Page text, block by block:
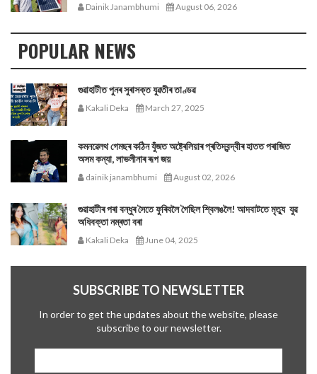
Dainik Janambhumi August 06, 2026
POPULAR NEWS
গুৱাহাটীত পুনৰ সুৰাসক্ত যুৱতীৰ তাণ্ডৱ
Kakali Deka March 27, 2025
কমনৱেলথ গেমছৰ কঠিন যুঁজত অষ্ট্ৰেলিয়াৰ প্ৰতিদ্বন্দ্বীৰ হাতত পৰাজিত
অসম কন্যা, লাভলীনাৰ ৰূপ জয়
dainik janambhumi August 02, 2026
গুৱাহাটীৰ পৰা বন্ধুৰ সৈতে ফুৰিবলৈ গৈছিল শ্বিলঙলৈ! আদবাটতে মৃত্যু যুৱ
অধিবক্তা নম্ৰতা বৰা
Kakali Deka June 04, 2025
SUBSCRIBE TO NEWSLETTER
In order to get the updates about the website, please
subscribe to our newsletter.